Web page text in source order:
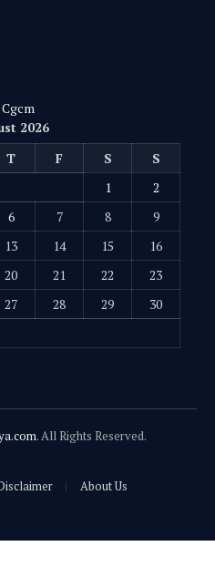
2026
T F S
S
1
2
6 7 8
9
13 14 15
16
20 21 22
23
27 28 29
30
. All Rights Reserved.
About Us